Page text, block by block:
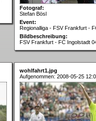
Fotograf:
Stefan Bösl
Event:
Regionalliga - FSV Frankfurt -
Bildbeschreibung:
FSV Frankfurt - FC Ingolstadt
wohlfahrt1.jpg
Aufgenommen: 2008-05-25